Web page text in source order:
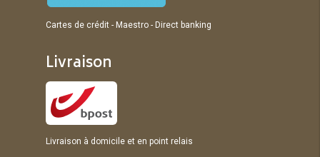
Cartes de crédit - Maestro - Direct banking
Livraison
Livraison à domicile et en point relais